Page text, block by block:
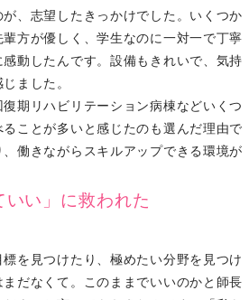
、志望したきっかけでした。いくつか
方が優しく、学生なのに一対一で丁寧
動したんです。設備もきれいで、気持
ました。
期リハビリテーション病棟などいくつ
ことが多いと感じたのも選んだ理由で
働きながらスキルアップできる環境が
い」に救われた
を見つけたり、極めたい分野を見つけ
だなくて。このままでいいのかと師長